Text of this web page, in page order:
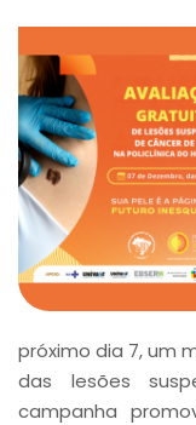
próximo dia 7, um
das lesões
campanha